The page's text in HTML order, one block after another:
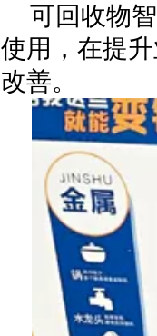
可回收物
使用，在提
改善。